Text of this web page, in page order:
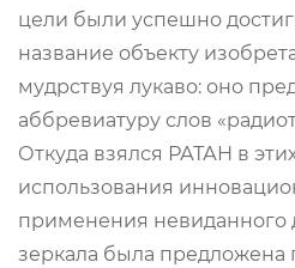
цели были успешно
название объекту
мудрствуя лукаво: оно
аббревиатуру слов
Откуда взялся РАТАН в
использования
применения невиданного
зеркала была